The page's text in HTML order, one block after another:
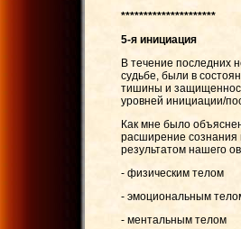
*********************
5-я инициация
В течение последних
судьбе, были в
тишины и
уровней инициации/
Как мне было
расширение сознания
результатом нашего
- физическим телом
- эмоциональным
- ментальным телом